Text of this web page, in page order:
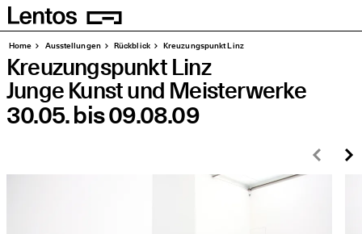
Homepage
Seiten
Home Aus­stel­lun­gen Rück­blick Kreu­zungs­punkt Linz
Kreu­zungs­punkt Linz
Jun­ge Kunst und Meisterwerke
30.05.bis09.08.09